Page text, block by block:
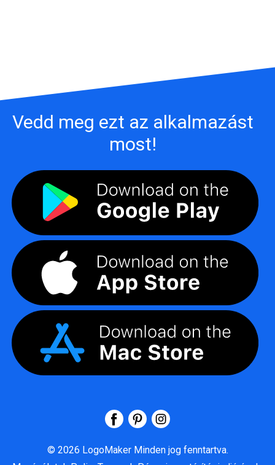
Vedd meg ezt az alkalmazást
most!
© 2026 LogoMaker Minden jog fenntartva.